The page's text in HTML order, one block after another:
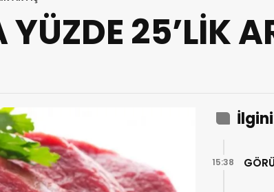
25’LİK
15:38